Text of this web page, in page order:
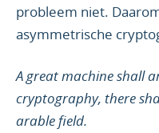
probleem niet.
asymmetrische
A great machine shall
cryptography, there
arable field.